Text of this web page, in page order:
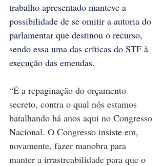
trabalho apresentado manteve a
possibilidade de se omitir a autoria do
parlamentar que destinou o recurso,
sendo essa uma das críticas do STF à
execução das emendas.
“É a repaginação do orçamento
secreto, contra o qual nós estamos
batalhando há anos aqui no Congresso
Nacional. O Congresso insiste em,
novamente, fazer manobra para
manter a irrastreabilidade para que o